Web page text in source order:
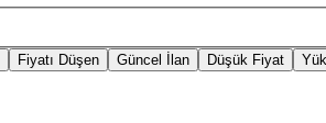
Fiyatı Düşen Güncel İlan Düşük Fiyat